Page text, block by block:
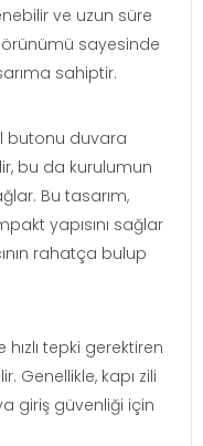
ve uzun süre
sayesinde
sahiptir.
butonu duvara
bu da kurulumun
Bu tasarım,
yapısını sağlar
rahatça bulup
tepki gerektiren
Genellikle, kapı zili
giriş güvenliği için